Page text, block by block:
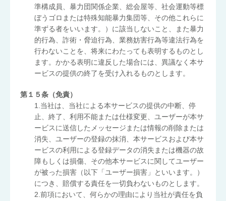
準構成員、暴力団関係企業、総会屋等、社会運動等標
ぼうゴロまたは特殊知能暴力集団等、その他これらに
準ずる者をいいます。）に該当しないこと、また暴力
的行為、詐術・脅迫行為、業務妨害行為等違法行為を
行わないことを、将来にわたっても表明するものとし
ます。かかる表明に違反した場合には、異議なく本サ
ービスの提供の終了を受け入れるものとします。
第１５条（免責）
1.当社は、当社による本サービスの提供の中断、停
止、終了、利用不能または仕様変更、ユーザーが本サ
ービスに送信したメッセージまたは情報の削除または
消失、ユーザーの登録の抹消、本サービスおよび本サ
ービスの利用による登録データの消失または機器の故
障もしくは損傷、その他本サービスに関してユーザー
が被った損害（以下「ユーザー損害」といいます。）
につき、賠償する責任を一切負わないものとします。
2.前項において、何らかの理由により当社が責任を負